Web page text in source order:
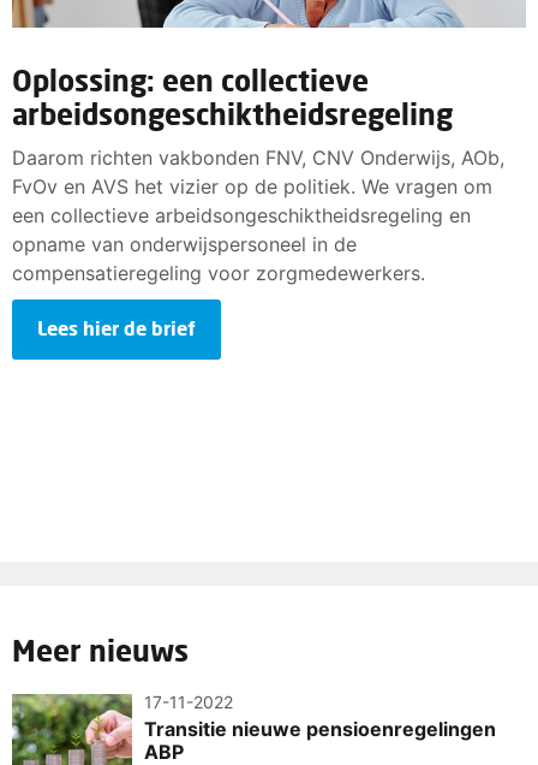
Oplossing: een collectieve
arbeidsongeschiktheidsregeling
Daarom richten vakbonden FNV, CNV Onderwijs, AOb,
FvOv en AVS het vizier op de politiek. We vragen om
een collectieve arbeidsongeschiktheidsregeling en
opname van onderwijspersoneel in de
compensatieregeling voor zorgmedewerkers.
Lees hier de brief
Meer nieuws
17-11-2022
Transitie nieuwe pensioenregelingen
ABP